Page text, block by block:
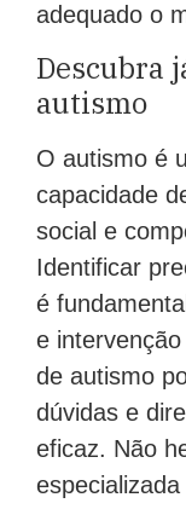
adequado o
Descubra
autismo
O autismo é
capacidade
social e
Identificar
é
e
de autismo
dúvidas e
eficaz. Não